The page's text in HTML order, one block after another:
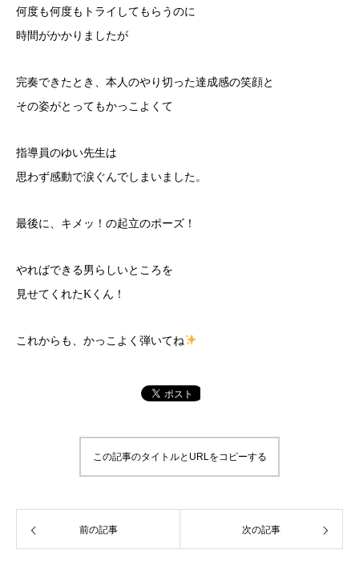
何度も何度もトライしてもらうのに
時間がかかりましたが
完奏できたとき、本人のやり切った達成感の笑顔と
その姿がとってもかっこよくて
指導員のゆい先生は
思わず感動で涙ぐんでしまいました。
最後に、キメッ！の起立のポーズ！
やればできる男らしいところを
見せてくれたKくん！
これからも、かっこよく弾いてね
この記事のタイトルとURLをコピーする
前の記事 次の記事